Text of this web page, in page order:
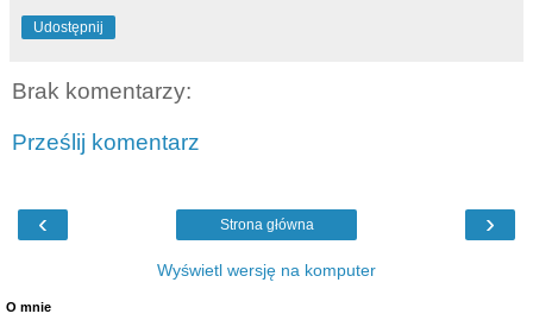
Udostępnij
Brak komentarzy:
Prześlij komentarz
‹ ›
Strona główna
Wyświetl wersję na komputer
O mnie